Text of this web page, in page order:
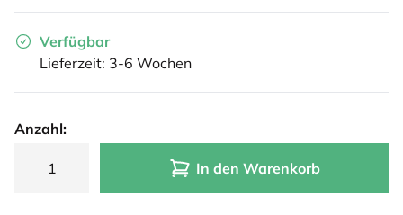
Verfügbar
Lieferzeit: 3-6 Wochen
Anzahl:
In den Warenkorb